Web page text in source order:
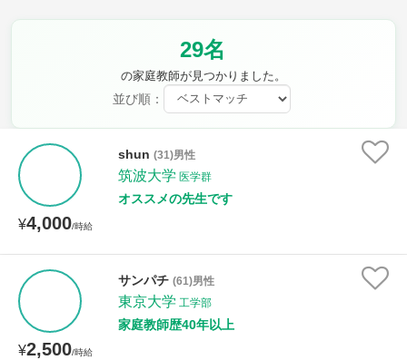
29名
の家庭教師が見つかりました。
並び順：
¥4,000/時給
shun (31)男性
筑波大学 医学群
オススメの先生です
¥2,500/時給
サンパチ (61)男性
東京大学 工学部
家庭教師歴40年以上
教科
英語(リスニング)
数学A 数学B 数学C 現代文
世界史 日本史 地理
政治経済
時給：¥1,000 ～ ¥10,000